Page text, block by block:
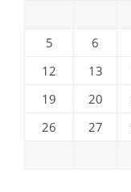
5
6
12
13
19
20
26
27